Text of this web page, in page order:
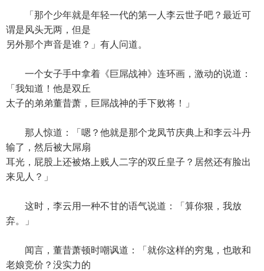
「那个少年就是年轻一代的第一人李云世子吧？最近可
谓是风头无两，但是
另外那个声音是谁？」有人问道。
一个女子手中拿着《巨屌战神》连环画，激动的说道：
「我知道！他是双丘
太子的弟弟董昔萧，巨屌战神的手下败将！」
那人惊道：「嗯？他就是那个龙凤节庆典上和李云斗丹
输了，然后被大屌扇
耳光，屁股上还被烙上贱人二字的双丘皇子？居然还有脸出
来见人？」
这时，李云用一种不甘的语气说道：「算你狠，我放
弃。」
闻言，董昔萧顿时嘲讽道：「就你这样的穷鬼，也敢和
老娘竞价？没实力的